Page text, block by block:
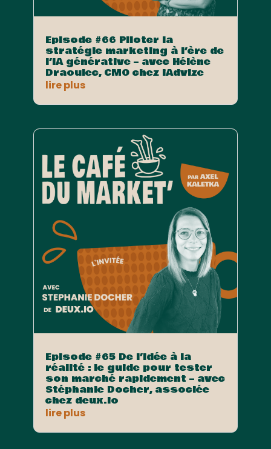
Episode #66 Piloter la
stratégie marketing à l’ère de
l’IA générative – avec Hélène
Draoulec, CMO chez iAdvize
lire plus
Episode #65 De l’idée à la
réalité : le guide pour tester
son marché rapidement – avec
Stéphanie Docher, associée
chez deux.io
lire plus